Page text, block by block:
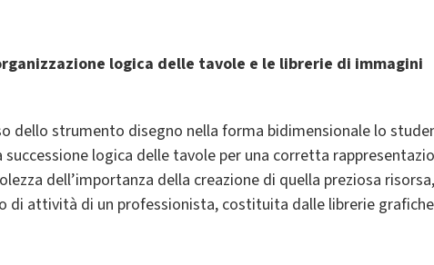
logica delle tavole e le librerie di immagini
dello strumento disegno nella forma bidimensionale lo
logica delle tavole per una corretta
dell’importanza della creazione di quella preziosa
di attività di un professionista, costituita dalle librerie